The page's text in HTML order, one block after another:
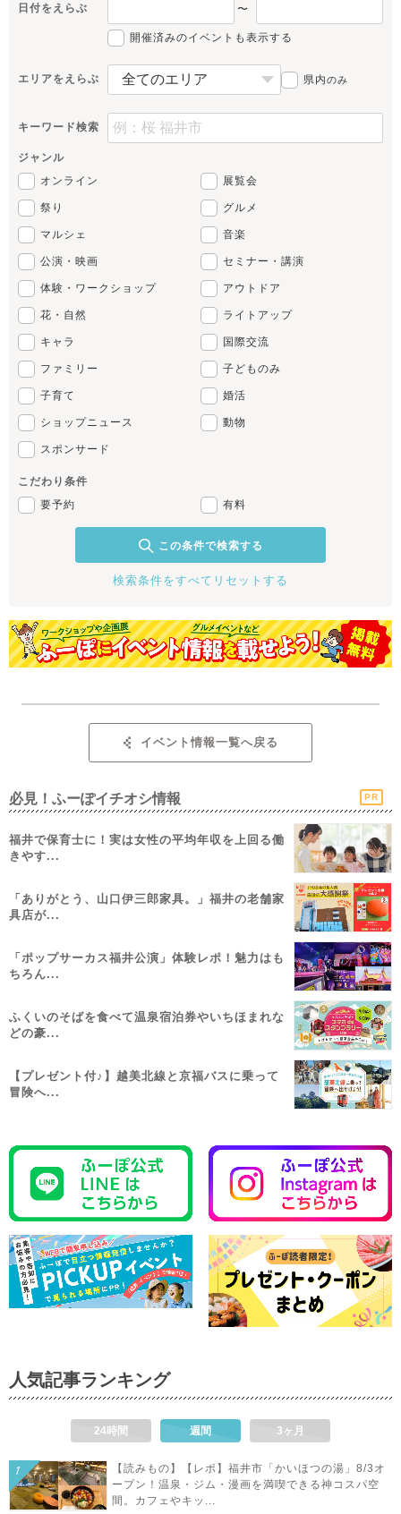
日付をえらぶ 〜
開催済みのイベントも表示する
エリアをえらぶ 県内のみ
キーワード検索
ジャンル
オンライン
展覧会
祭り グルメ
マルシェ 音楽
公演・映画 セミナー・講演
体験・ワークショップ アウトドア
花・自然 ライトアップ
キャラ 国際交流
ファミリー 子どものみ
子育て 婚活
ショップニュース 動物
スポンサード
こだわり条件
要予約
有料
この条件で検索する
検索条件をすべてリセットする
イベント情報一覧へ戻る
必見！ふーぽイチオシ情報 PR
福井で保育士に！実は女性の平均年収を上回る働
きやす...
「ありがとう、山口伊三郎家具。」福井の老舗家
具店が...
「ポップサーカス福井公演」体験レポ！魅力はも
ちろん...
ふくいのそばを食べて温泉宿泊券やいちほまれな
どの豪...
【プレゼント付♪】越美北線と京福バスに乗って
冒険へ...
人気記事ランキング
24時間 週間 3ヶ月
【読みもの】【レポ】福井市「かいほつの湯」8/3オ
ープン！温泉・ジム・漫画を満喫できる神コスパ空
間。カフェやキッ...